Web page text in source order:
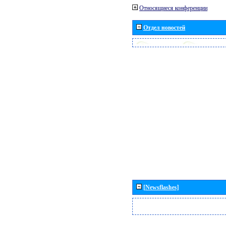
Относящиеся конференции
Отдел новостей
[Newsflashes]